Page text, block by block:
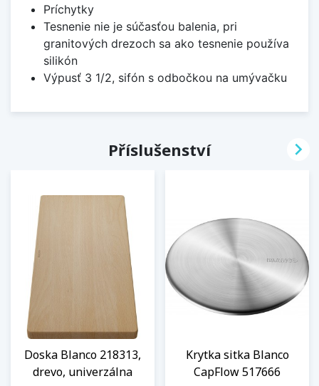
Príchytky
Tesnenie nie je súčasťou balenia, pri
granitových drezoch sa ako tesnenie používa
silikón
Výpusť 3 1/2, sifón s odbočkou na umývačku
Příslušenství
Doska Blanco 218313,
drevo, univerzálna
Krytka sitka Blanco
CapFlow 517666
